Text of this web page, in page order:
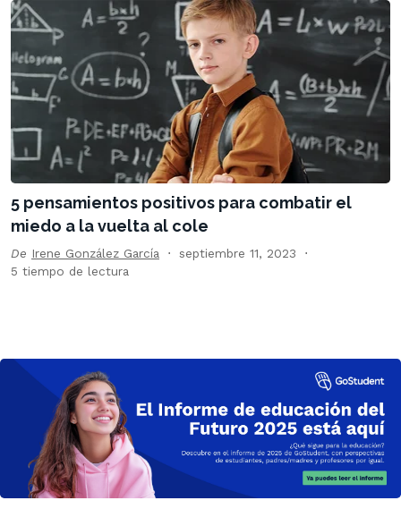
5 pensamientos positivos para combatir el
miedo a la vuelta al cole
De Irene González García
septiembre 11, 2023
5 tiempo de lectura